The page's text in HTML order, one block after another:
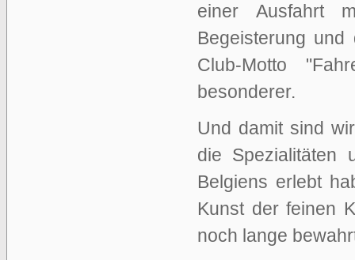
einer Ausfahrt
Begeisterung
Club-Motto
besonderer.
Und damit sind
die Spezialitäten
Belgiens erlebt
Kunst der feinen
noch lange